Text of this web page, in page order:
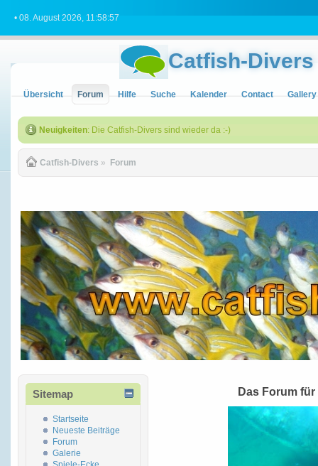
• 08. August 2026, 11:58:57
Catfish-Divers
Übersicht Forum Hilfe Suche Kalender Contact Gallery
Neuigkeiten: Die Catfish-Divers sind wieder da :-)
Catfish-Divers » Forum
Sitemap
Startseite
Neueste Beiträge
Forum
Galerie
Das Forum